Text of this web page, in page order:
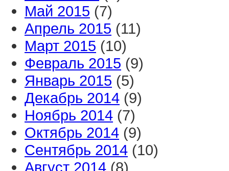
Май 2015 (7)
Апрель 2015 (11)
Март 2015 (10)
Февраль 2015 (9)
Январь 2015 (5)
Декабрь 2014 (9)
Ноябрь 2014 (7)
Октябрь 2014 (9)
Сентябрь 2014 (10)
Август 2014 (8)